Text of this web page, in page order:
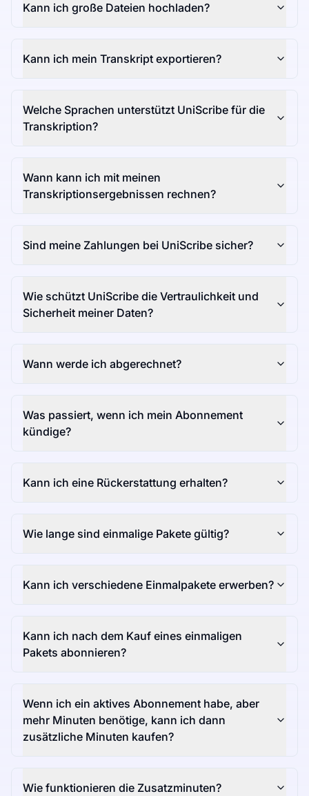
Kann ich große Dateien hochladen?
Kann ich mein Transkript exportieren?
Welche Sprachen unterstützt UniScribe für die
Transkription?
Wann kann ich mit meinen
Transkriptionsergebnissen rechnen?
Sind meine Zahlungen bei UniScribe sicher?
Wie schützt UniScribe die Vertraulichkeit und
Sicherheit meiner Daten?
Wann werde ich abgerechnet?
Was passiert, wenn ich mein Abonnement
kündige?
Kann ich eine Rückerstattung erhalten?
Wie lange sind einmalige Pakete gültig?
Kann ich verschiedene Einmalpakete erwerben?
Kann ich nach dem Kauf eines einmaligen
Pakets abonnieren?
Wenn ich ein aktives Abonnement habe, aber
mehr Minuten benötige, kann ich dann
zusätzliche Minuten kaufen?
Wie funktionieren die Zusatzminuten?